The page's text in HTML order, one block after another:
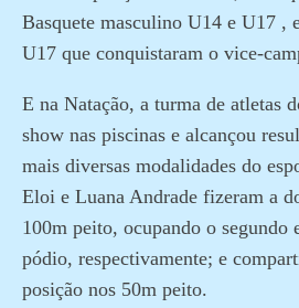
Basquete masculino U14 e U17 ,
U17 que conquistaram o vice-
E na Natação, a turma de atletas
show nas piscinas e alcançou
mais diversas modalidades do
Eloi e Luana Andrade fizeram a
100m peito, ocupando o segundo
pódio, respectivamente; e
posição nos 50m peito.